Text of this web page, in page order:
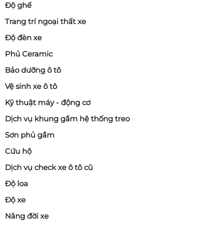
Độ ghế
Trang trí ngoại thất xe
Độ đèn xe
Phủ Ceramic
Bảo dưỡng ô tô
Vệ sinh xe ô tô
Kỹ thuật máy - động cơ
Dịch vụ khung gầm hệ thống treo
Sơn phủ gầm
Cứu hộ
Dịch vụ check xe ô tô cũ
Độ loa
Độ xe
Nâng đời xe